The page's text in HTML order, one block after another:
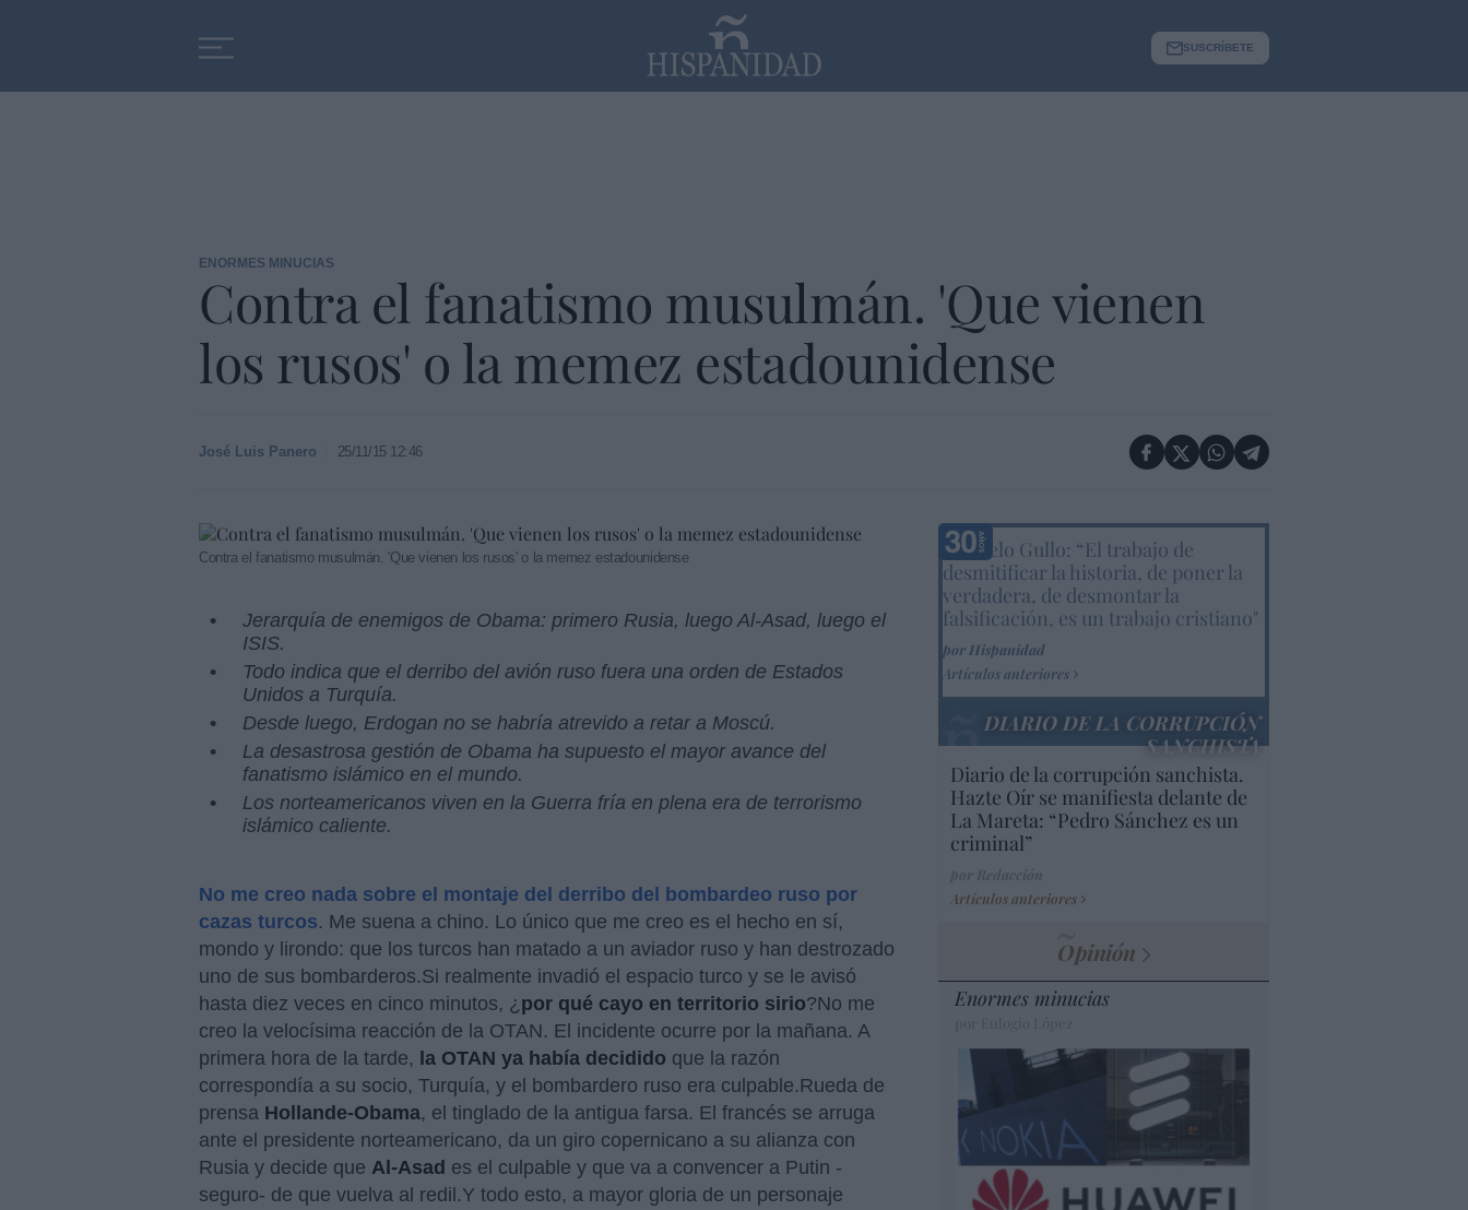
SUSCRÍBETE
ENORMES MINUCIAS
Contra el fanatismo musulmán. 'Que vienen
los rusos' o la memez estadounidense
José Luis Panero 25/11/15 12:46
Contra el fanatismo musulmán. 'Que vienen los rusos' o la memez estadounidense
Jerarquía de enemigos de Obama: primero Rusia, luego Al-Asad, luego el
ISIS.
Todo indica que el derribo del avión ruso fuera una orden de Estados
Unidos a Turquía.
Desde luego, Erdogan no se habría atrevido a retar a Moscú.
La desastrosa gestión de Obama ha supuesto el mayor avance del
fanatismo islámico en el mundo.
Los norteamericanos viven en la Guerra fría en plena era de terrorismo
islámico caliente.
No me creo nada sobre el montaje del derribo del bombardeo ruso por
cazas turcos. Me suena a chino. Lo único que me creo es el hecho en sí,
mondo y lirondo: que los turcos han matado a un aviador ruso y han destrozado
uno de sus bombarderos.Si realmente invadió el espacio turco y se le avisó
hasta diez veces en cinco minutos, ¿por qué cayo en territorio sirio?No me
creo la velocísima reacción de la OTAN. El incidente ocurre por la mañana. A
primera hora de la tarde, la OTAN ya había decidido que la razón
correspondía a su socio, Turquía, y el bombardero ruso era culpable.Rueda de
prensa Hollande-Obama, el tinglado de la antigua farsa. El francés se arruga
ante el presidente norteamericano, da un giro copernicano a su alianza con
Rusia y decide que Al-Asad es el culpable y que va a convencer a Putin -
seguro- de que vuelva al redil.Y todo esto, a mayor gloria de un personaje
Marcelo Gullo: “El trabajo de
desmitificar la historia, de poner la
verdadera, de desmontar la
falsificación, es un trabajo cristiano"
por Hispanidad
Artículos anteriores
DIARIO DE LA CORRUPCIÓN
SANCHISTA
Diario de la corrupción sanchista.
Hazte Oír se manifiesta delante de
La Mareta: “Pedro Sánchez es un
criminal”
Artículos anteriores
Opinión
Enormes minucias